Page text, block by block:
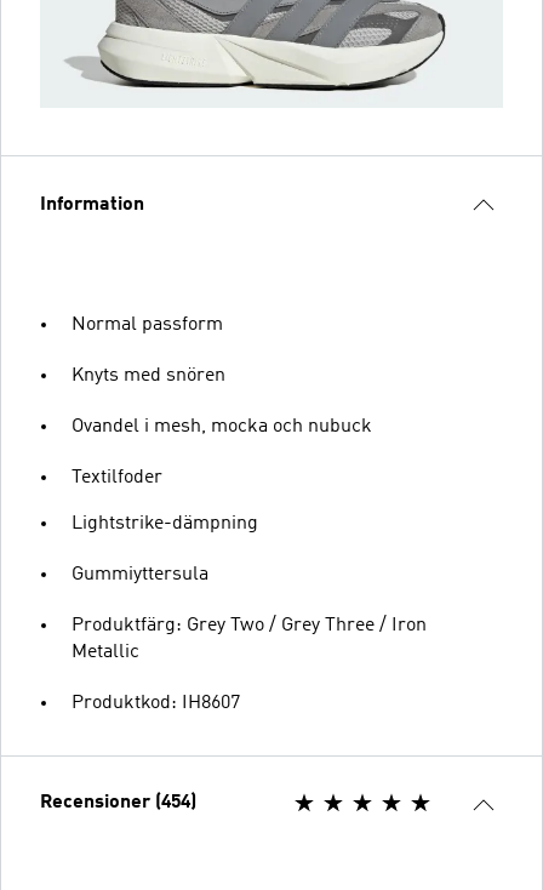
Information
Normal passform
Knyts med snören
Ovandel i mesh, mocka och nubuck
Textilfoder
Lightstrike-dämpning
Gummiyttersula
Produktfärg: Grey Two / Grey Three / Iron
Metallic
Produktkod: IH8607
Recensioner (454)